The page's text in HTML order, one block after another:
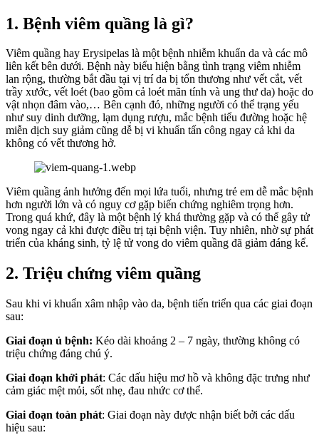
1. Bệnh viêm quầng là gì?
Viêm quầng hay Erysipelas là một bệnh nhiễm khuẩn da và các mô
liên kết bên dưới. Bệnh này biểu hiện bằng tình trạng viêm nhiễm
lan rộng, thường bắt đầu tại vị trí da bị tổn thương như vết cắt, vết
trầy xước, vết loét (bao gồm cả loét mãn tính và ung thư da) hoặc do
vật nhọn đâm vào,… Bên cạnh đó, những người có thể trạng yếu
như suy dinh dưỡng, lạm dụng rượu, mắc bệnh tiểu đường hoặc hệ
miễn dịch suy giảm cũng dễ bị vi khuẩn tấn công ngay cả khi da
không có vết thương hở.
Viêm quầng ảnh hưởng đến mọi lứa tuổi, nhưng trẻ em dễ mắc bệnh
hơn người lớn và có nguy cơ gặp biến chứng nghiêm trọng hơn.
Trong quá khứ, đây là một bệnh lý khá thường gặp và có thể gây tử
vong ngay cả khi được điều trị tại bệnh viện. Tuy nhiên, nhờ sự phát
triển của kháng sinh, tỷ lệ tử vong do viêm quầng đã giảm đáng kể.
2. Triệu chứng viêm quầng
Sau khi vi khuẩn xâm nhập vào da, bệnh tiến triển qua các giai đoạn
sau:
Giai đoạn ủ bệnh: Kéo dài khoảng 2 – 7 ngày, thường không có
triệu chứng đáng chú ý.
Giai đoạn khởi phát: Các dấu hiệu mơ hồ và không đặc trưng như
cảm giác mệt mỏi, sốt nhẹ, đau nhức cơ thể.
Giai đoạn toàn phát: Giai đoạn này được nhận biết bởi các dấu
hiệu sau: